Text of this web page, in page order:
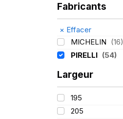
Fabricants
× Effacer
MICHELIN (16)
PIRELLI (54)
Largeur
195
205